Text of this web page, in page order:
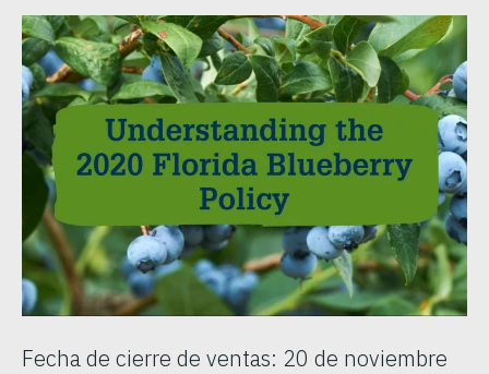
Fecha de cierre de ventas: 20 de noviembre